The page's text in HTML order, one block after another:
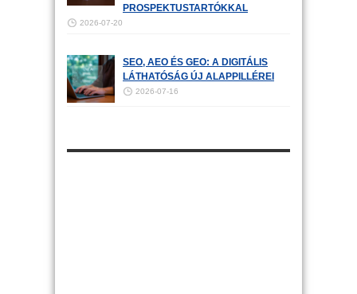
PROSPEKTUSTARTÓKKAL
2026-07-20
SEO, AEO ÉS GEO: A DIGITÁLIS
LÁTHATÓSÁG ÚJ ALAPPILLÉREI
2026-07-16